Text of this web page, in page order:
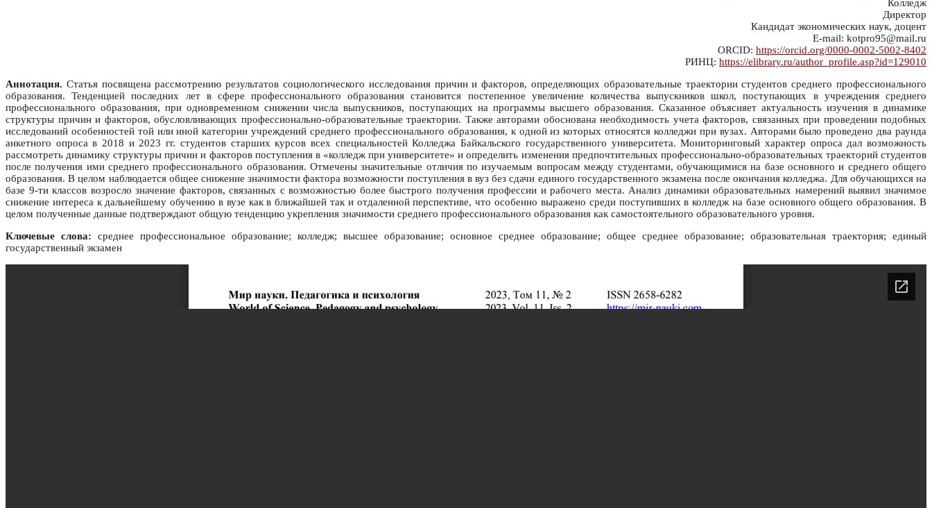
Колледж
Директор
Кандидат экономических наук, доцент
E-mail: kotpro95@mail.ru
ORCID: https://orcid.org/0000-0002-5002-8402
РИНЦ: https://elibrary.ru/author_profile.asp?id=129010
Аннотация. Статья посвящена рассмотрению результатов социологического исследования причин и факторов, определяющих образовательные траектории студентов среднего профессионального
образования. Тенденцией последних лет в сфере профессионального образования становится постепенное увеличение количества выпускников школ, поступающих в учреждения среднего
профессионального образования, при одновременном снижении числа выпускников, поступающих на программы высшего образования. Сказанное объясняет актуальность изучения в динамике
структуры причин и факторов, обусловливающих профессионально-образовательные траектории. Также авторами обоснована необходимость учета факторов, связанных при проведении подобных
исследований особенностей той или иной категории учреждений среднего профессионального образования, к одной из которых относятся колледжи при вузах. Авторами было проведено два раунда
анкетного опроса в 2018 и 2023 гг. студентов старших курсов всех специальностей Колледжа Байкальского государственного университета. Мониторинговый характер опроса дал возможность
рассмотреть динамику структуры причин и факторов поступления в «колледж при университете» и определить изменения предпочтительных профессионально-образовательных траекторий студентов
после получения ими среднего профессионального образования. Отмечены значительные отличия по изучаемым вопросам между студентами, обучающимися на базе основного и среднего общего
образования. В целом наблюдается общее снижение значимости фактора возможности поступления в вуз без сдачи единого государственного экзамена после окончания колледжа. Для обучающихся на
базе 9-ти классов возросло значение факторов, связанных с возможностью более быстрого получения профессии и рабочего места. Анализ динамики образовательных намерений выявил значимое
снижение интереса к дальнейшему обучению в вузе как в ближайшей так и отдаленной перспективе, что особенно выражено среди поступивших в колледж на базе основного общего образования. В
целом полученные данные подтверждают общую тенденцию укрепления значимости среднего профессионального образования как самостоятельного образовательного уровня.
Ключевые слова: среднее профессиональное образование; колледж; высшее образование; основное среднее образование; общее среднее образование; образовательная траектория; единый
государственный экзамен